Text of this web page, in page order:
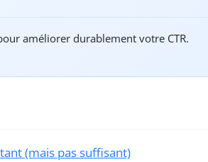
améliorer durablement votre CTR.
(mais pas suffisant)